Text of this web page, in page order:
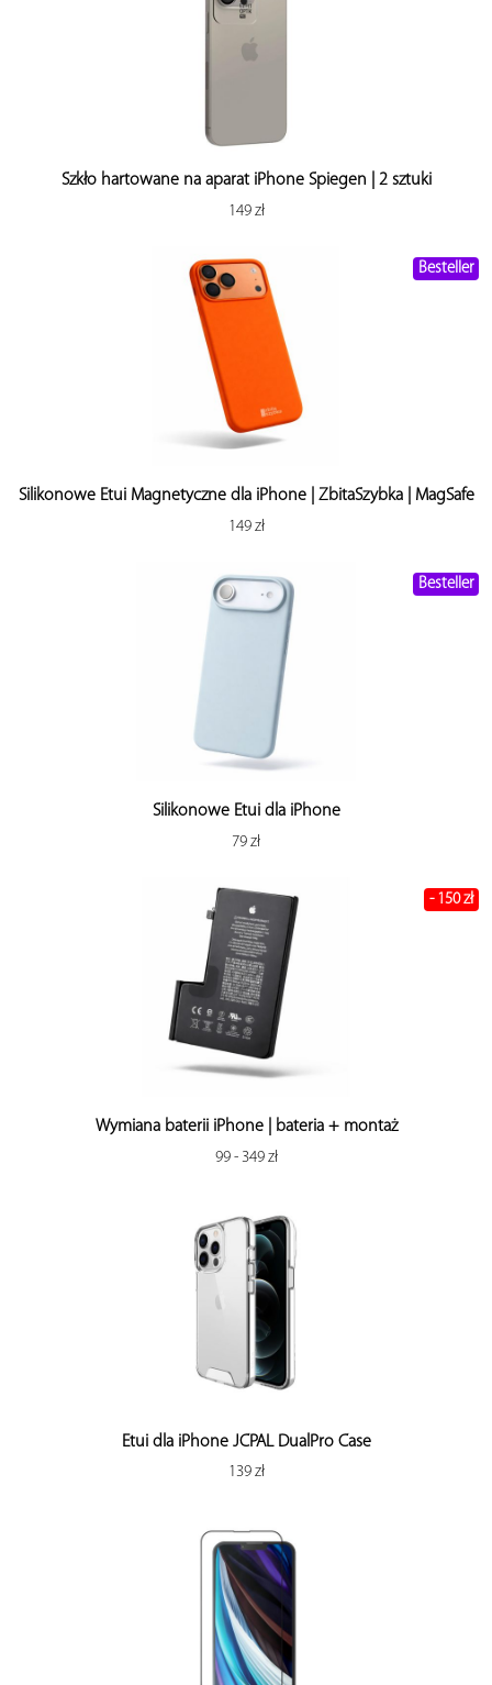
Szkło hartowane na aparat iPhone Spiegen | 2 sztuki
149 zł
Besteller
Silikonowe Etui Magnetyczne dla iPhone | ZbitaSzybka | MagSafe
149 zł
Besteller
Silikonowe Etui dla iPhone
79 zł
- 150 zł
Wymiana baterii iPhone | bateria + montaż
99 - 349 zł
Etui dla iPhone JCPAL DualPro Case
139 zł